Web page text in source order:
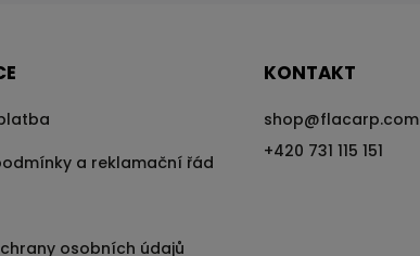
a reklamační řád
osobních údajů
KONTAKT
shop@flacarp.com
+420 731 115 151